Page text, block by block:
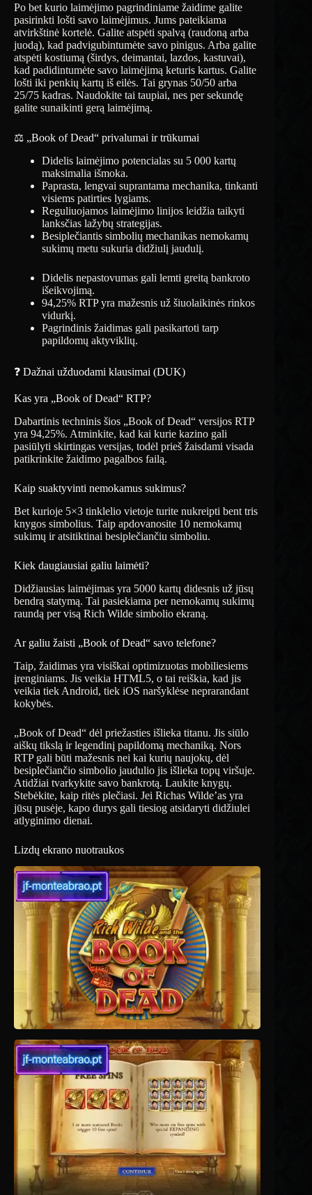
Po bet kurio laimėjimo pagrindiniame žaidime galite
pasirinkti lošti savo laimėjimus. Jums pateikiama
atvirkštinė kortelė. Galite atspėti spalvą (raudoną arba
juodą), kad padvigubintumėte savo pinigus. Arba galite
atspėti kostiumą (širdys, deimantai, lazdos, kastuvai),
kad padidintumėte savo laimėjimą keturis kartus. Galite
lošti iki penkių kartų iš eilės. Tai grynas 50/50 arba
25/75 kadras. Naudokite tai taupiai, nes per sekundę
galite sunaikinti gerą laimėjimą.
⚖️ „Book of Dead“ privalumai ir trūkumai
Didelis laimėjimo potencialas su 5 000 kartų
maksimalia išmoka.
Paprasta, lengvai suprantama mechanika, tinkanti
visiems patirties lygiams.
Reguliuojamos laimėjimo linijos leidžia taikyti
lanksčias lažybų strategijas.
Besiplečiantis simbolių mechanikas nemokamų
sukimų metu sukuria didžiulį jaudulį.
Didelis nepastovumas gali lemti greitą bankroto
išeikvojimą.
94,25% RTP yra mažesnis už šiuolaikinės rinkos
vidurkį.
Pagrindinis žaidimas gali pasikartoti tarp
papildomų aktyviklių.
❓ Dažnai užduodami klausimai (DUK)
Kas yra „Book of Dead“ RTP?
Dabartinis techninis šios „Book of Dead“ versijos RTP
yra 94,25%. Atminkite, kad kai kurie kazino gali
pasiūlyti skirtingas versijas, todėl prieš žaisdami visada
patikrinkite žaidimo pagalbos failą.
Kaip suaktyvinti nemokamus sukimus?
Bet kurioje 5×3 tinklelio vietoje turite nukreipti bent tris
knygos simbolius. Taip apdovanosite 10 nemokamų
sukimų ir atsitiktinai besiplečiančiu simboliu.
Kiek daugiausiai galiu laimėti?
Didžiausias laimėjimas yra 5000 kartų didesnis už jūsų
bendrą statymą. Tai pasiekiama per nemokamų sukimų
raundą per visą Rich Wilde simbolio ekraną.
Ar galiu žaisti „Book of Dead“ savo telefone?
Taip, žaidimas yra visiškai optimizuotas mobiliesiems
įrenginiams. Jis veikia HTML5, o tai reiškia, kad jis
veikia tiek Android, tiek iOS naršyklėse neprarandant
kokybės.
„Book of Dead“ dėl priežasties išlieka titanu. Jis siūlo
aiškų tikslą ir legendinį papildomą mechaniką. Nors
RTP gali būti mažesnis nei kai kurių naujokų, dėl
besiplečiančio simbolio jaudulio jis išlieka topų viršuje.
Atidžiai tvarkykite savo bankrotą. Laukite knygų.
Stebėkite, kaip ritės plečiasi. Jei Richas Wilde’as yra
jūsų pusėje, kapo durys gali tiesiog atsidaryti didžiulei
atlyginimo dienai.
Lizdų ekrano nuotraukos